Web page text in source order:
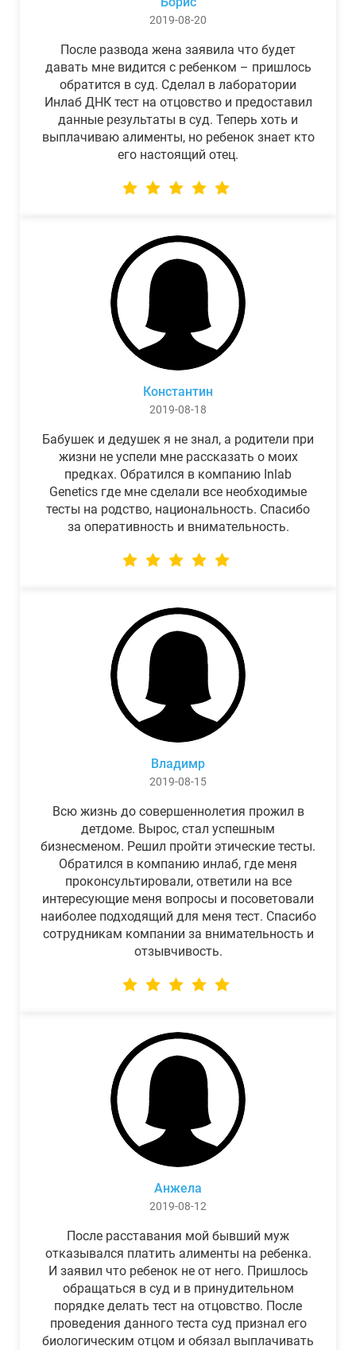
2019-08-20
После развода жена заявила что будет
давать мне видится с ребенком – пришлось
обратится в суд. Сделал в лаборатории
Инлаб ДНК тест на отцовство и предоставил
данные результаты в суд. Теперь хоть и
выплачиваю алименты, но ребенок знает кто
его настоящий отец.
Константин
2019-08-18
Бабушек и дедушек я не знал, а родители при
жизни не успели мне рассказать о моих
предках. Обратился в компанию Inlab
Genetics где мне сделали все необходимые
тесты на родство, национальность. Спасибо
за оперативность и внимательность.
Владимр
2019-08-15
Всю жизнь до совершеннолетия прожил в
детдоме. Вырос, стал успешным
бизнесменом. Решил пройти этические тесты.
Обратился в компанию инлаб, где меня
проконсультировали, ответили на все
интересующие меня вопросы и посоветовали
наиболее подходящий для меня тест. Спасибо
сотрудникам компании за внимательность и
отзывчивость.
Анжела
2019-08-12
После расставания мой бывший муж
отказывался платить алименты на ребенка.
И заявил что ребенок не от него. Пришлось
обращаться в суд и в принудительном
порядке делать тест на отцовство. После
проведения данного теста суд признал его
биологическим отцом и обязал выплачивать